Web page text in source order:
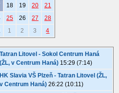
18 19 20
21
25 26 27
28
1 2 3 4
Tatran Litovel - Sokol Centrum Haná
(ŽL, v Centrum Haná) 15:29 (7:14)
HK Slavia VŠ Plzeň - Tatran Litovel (ŽL,
v Centrum Haná) 26:22 (10:11)